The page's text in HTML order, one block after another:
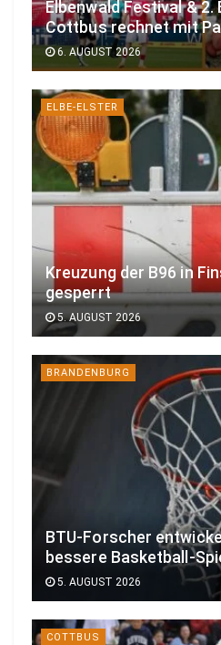
Elbenwald Festival & 2.
Cottbus rechnet mit
6. AUGUST 2026
ELBE-ELSTER
Kreuzung der B96 in
gesperrt
5. AUGUST 2026
BRANDENBURG
BTU-Forscher
bessere Basketball-
5. AUGUST 2026
COTTBUS